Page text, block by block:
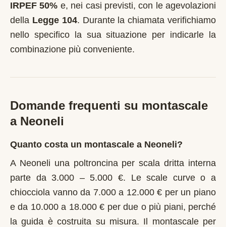
IRPEF 50% e, nei casi previsti, con le agevolazioni
della Legge 104. Durante la chiamata verifichiamo
nello specifico la sua situazione per indicarle la
combinazione più conveniente.
Domande frequenti su montascale
a Neoneli
Quanto costa un montascale a Neoneli?
A Neoneli una poltroncina per scala dritta interna
parte da 3.000 – 5.000 €. Le scale curve o a
chiocciola vanno da 7.000 a 12.000 € per un piano
e da 10.000 a 18.000 € per due o più piani, perché
la guida è costruita su misura. Il montascale per